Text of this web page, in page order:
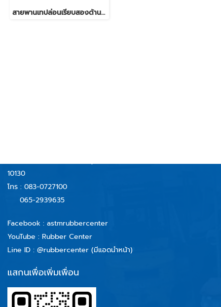
สายพานเทปล่อนเรียบสองด้าน สีน้ำตาล
10130
โทร : 083-0727100
065-2939635
Facebook : astmrubbercenter
YouTube : Rubber Center
Line ID : @rubbercenter (มีแอดนำหน้า)
แสกนเพื่อเพิ่มเพื่อน